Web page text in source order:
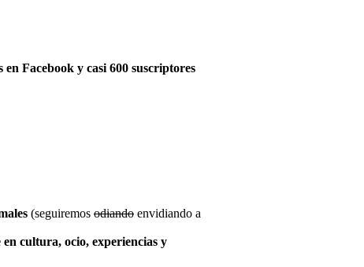
en Facebook y casi 600 suscriptores
(seguiremos odiando envidiando a
cultura, ocio, experiencias y